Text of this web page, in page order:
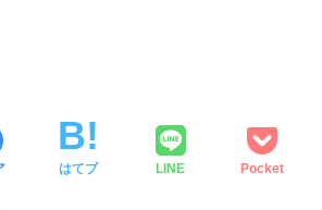
はてブ LINE Pocket